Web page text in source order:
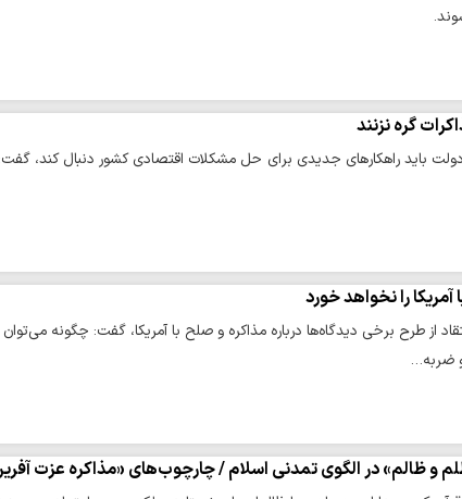
گره نزنند
باید راهکارهای جدیدی برای حل مشکلات اقتصادی کشور دنبال کند، گفت:
را نخواهد خورد
از طرح برخی دیدگاه‌ها درباره مذاکره و صلح با آمریکا، گفت: چگونه
ضربه…
و ظالم» در الگوی تمدنی اسلام / چارچوب‌های «مذاکره عزت